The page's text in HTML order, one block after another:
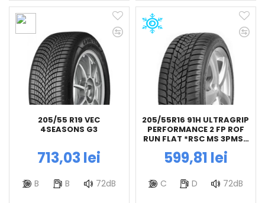
205/55 R19 VEC
4SEASONS G3
713,03 lei
B B 72dB
205/55R16 91H ULTRAGRIP
PERFORMANCE 2 FP ROF
RUN FLAT *RSC MS 3PMSF
(E-4.6) GOODYEAR
599,81 lei
C D 72dB